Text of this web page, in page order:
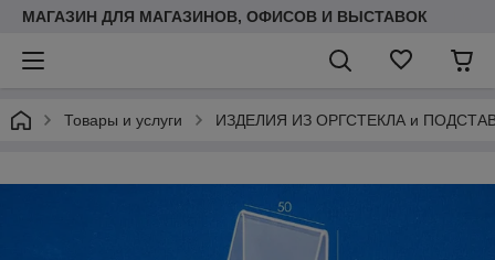
МАГАЗИН ДЛЯ МАГАЗИНОВ, ОФИСОВ И ВЫСТАВОК
Товары и услуги ИЗДЕЛИЯ ИЗ ОРГСТЕКЛА и